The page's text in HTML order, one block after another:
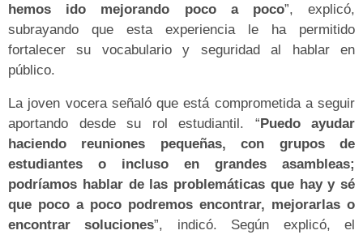
hemos ido mejorando poco a poco”, explicó,
subrayando que esta experiencia le ha permitido
fortalecer su vocabulario y seguridad al hablar en
público.
La joven vocera señaló que está comprometida a seguir
aportando desde su rol estudiantil. “Puedo ayudar
haciendo reuniones pequeñas, con grupos de
estudiantes o incluso en grandes asambleas;
podríamos hablar de las problemáticas que hay y sé
que poco a poco podremos encontrar, mejorarlas o
encontrar soluciones”, indicó. Según explicó, el